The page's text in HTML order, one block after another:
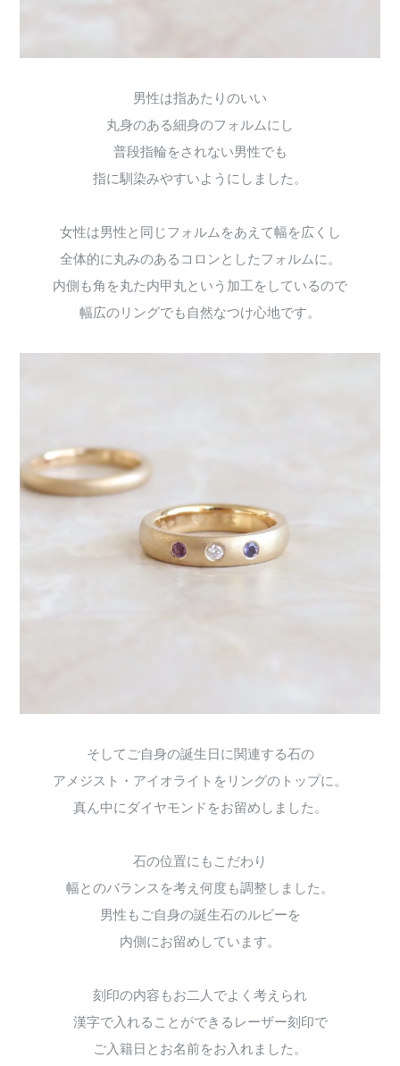
男性は指あたりのいい
丸身のある細身のフォルムにし
普段指輪をされない男性でも
指に馴染みやすいようにしました。
女性は男性と同じフォルムをあえて幅を広くし
全体的に丸みのあるコロンとしたフォルムに。
内側も角を丸た内甲丸という加工をしているので
幅広のリングでも自然なつけ心地です。
そしてご自身の誕生日に関連する石の
アメジスト・アイオライトをリングのトップに。
真ん中にダイヤモンドをお留めしました。
石の位置にもこだわり
幅とのバランスを考え何度も調整しました。
男性もご自身の誕生石のルビーを
内側にお留めしています。
刻印の内容もお二人でよく考えられ
漢字で入れることができるレーザー刻印で
ご入籍日とお名前をお入れました。